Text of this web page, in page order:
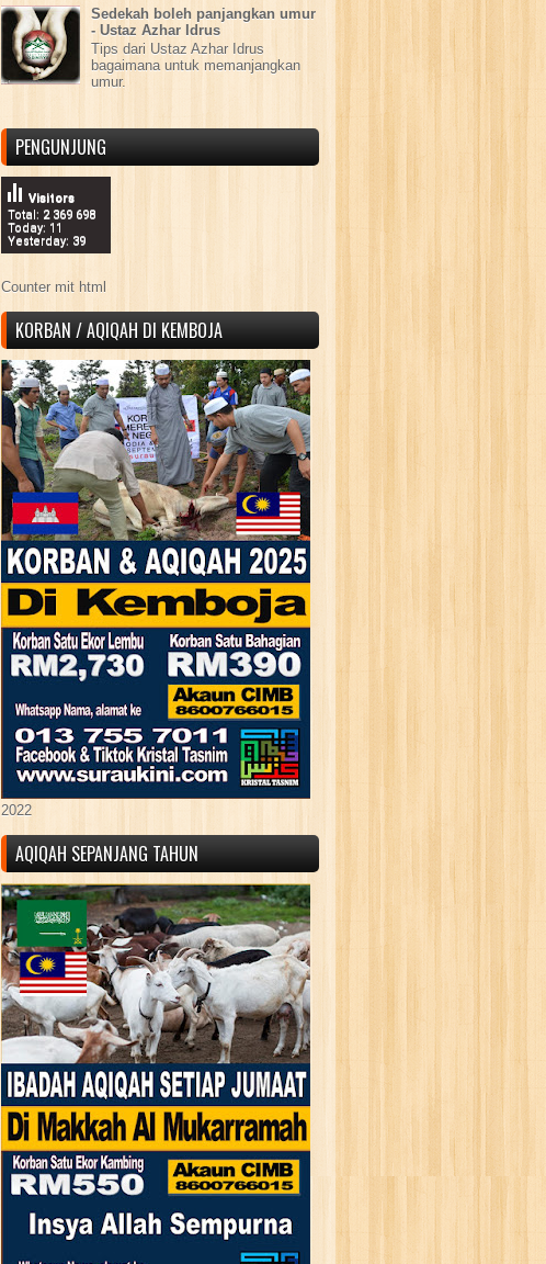
Sedekah boleh panjangkan umur
- Ustaz Azhar Idrus
Tips dari Ustaz Azhar Idrus
bagaimana untuk memanjangkan
umur.
PENGUNJUNG
Total: 2 369 698
Today: 11
Yesterday: 39
Visitors
Counter mit html
KORBAN / AQIQAH DI KEMBOJA
2022
AQIQAH SEPANJANG TAHUN